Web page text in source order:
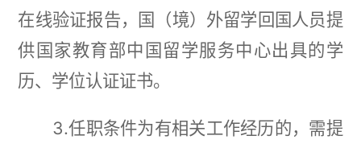
在线验证报告，国（境）外留学回国人员提
供国家教育部中国留学服务中心出具的学
历、学位认证证书。
3.任职条件为有相关工作经历的，需提